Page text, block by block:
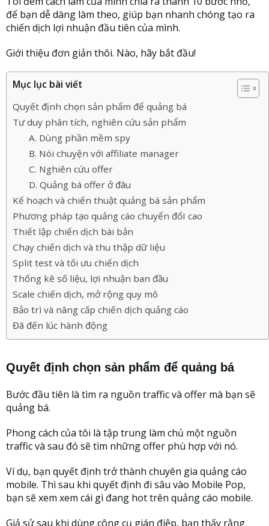
để bạn dễ dàng làm theo, giúp bạn nhanh chóng tạo ra
chiến dịch lợi nhuận đầu tiên của mình.
Giới thiệu đơn giản thôi. Nào, hãy bắt đầu!
Mục lục bài viết
Quyết định chọn sản phẩm để quảng bá
Tư duy phân tích, nghiên cứu sản phẩm
A. Dùng phần mềm spy
B. Nói chuyện với affiliate manager
C. Nghiên cứu offer
D. Quảng bá offer ở đâu
Kế hoạch và chiến thuật quảng bá sản phẩm
Phương pháp tạo quảng cáo chuyển đổI cao
Thiết lập chiến dịch bài bản
Chạy chiến dịch và thu thập dữ liệu
Split test và tối ưu chiến dịch
Thống kê số liệu, lợi nhuận ban đầu
Scale chiến dịch, mở rộng quy mô
Bảo trì và nâng cấp chiến dịch quảng cáo
Đã đến lúc hành động
Quyết định chọn sản phẩm để quảng bá
Bước đầu tiên là tìm ra nguồn traffic và offer mà bạn sẽ
quảng bá.
Phong cách của tôi là tập trung làm chủ một nguồn
traffic và sau đó sẽ tìm những offer phù hợp với nó.
Ví dụ, bạn quyết định trở thành chuyên gia quảng cáo
mobile. Thì sau khi quyết định đi sâu vào Mobile Pop,
bạn sẽ xem xem cái gì đang hot trên quảng cáo mobile.
Giả sử sau khi dùng công cụ gián điệp, bạn thấy rằng